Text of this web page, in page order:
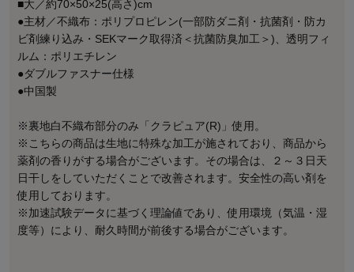
■大／約70×50×25(高さ)cm
●主材／不織布：ポリプロピレン(一部防ダニ剤・抗菌剤・防カ
ビ剤練り込み・SEKマーク取得済＜抗菌防臭加工＞)、透明フィ
ルム：ポリエチレン
●ダブルファスナー仕様
●中国製
※裏地白不織布部分のみ「クラピュア(R)」使用。
※こちらの商品は生地に特殊な加工が施されており、商品から
薬剤の香りがする場合がございます。その場合は、２～３日天
日干しをしていただくことで改善されます。安全性の高い剤を
使用しております。
※加速試験データに基づく理論値であり、使用環境（気温・湿
度等）により、耐久時間が前後する場合がございます。